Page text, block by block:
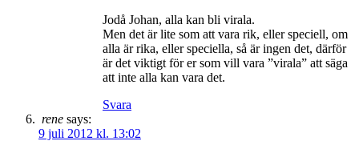
Jodå Johan, alla kan bli virala.
Men det är lite som att vara rik, eller speciell, om
alla är rika, eller speciella, så är ingen det, därför
är det viktigt för er som vill vara ”virala” att säga
att inte alla kan vara det.
Svara
rene says:
9 juli 2012 kl. 13:02